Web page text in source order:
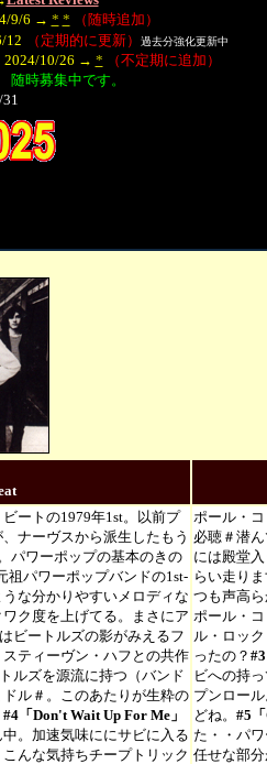
9/6 → * *
（随時追加）
12 （定期的に更新） 過去分強化更新中
2024/10/26 → * （不定期に追加）
随時募集中です。
ートの1979年1st。以前プ
ナーヴスから派生したもう
パワーポップの基本のきの
祖パワーポップバンドの1st-
な分かりやすいメロディな
ク度を上げてる。まさにア
はビートルズの影がみえるフ
ティーヴン・ハフとの共作
ルズを源流に持つ（バンド
ル＃。このあたりが生粋の
#4「Don't Wait Up For Me」
。加速気味ににサビに入る
んな気持ちチープトリック
ポール・
必聴＃潜
には殿堂
らい走り
つも声高ら
ポール・
ル・ロッ
ったの？
ビへの持っ
プンロー
どね。 #5
た・・パ
任せな部